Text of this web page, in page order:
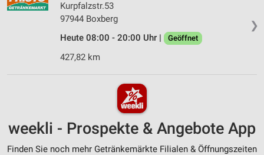
❯
Kurpfalzstr.53
97944 Boxberg
Heute 08:00 - 20:00 Uhr |
Geöffnet
427,82 km
weekli - Prospekte & Angebote App
Finden Sie noch mehr Getränkemärkte Filialen & Öffnungszeiten